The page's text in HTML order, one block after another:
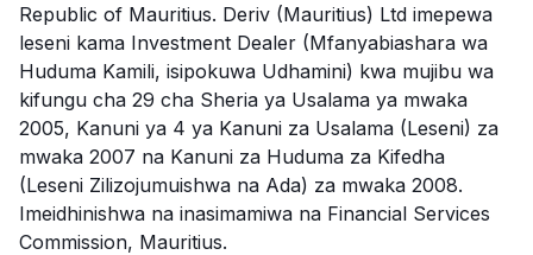
Republic of Mauritius. Deriv (Mauritius) Ltd imepewa
leseni kama Investment Dealer (Mfanyabiashara wa
Huduma Kamili, isipokuwa Udhamini) kwa mujibu wa
kifungu cha 29 cha Sheria ya Usalama ya mwaka
2005, Kanuni ya 4 ya Kanuni za Usalama (Leseni) za
mwaka 2007 na Kanuni za Huduma za Kifedha
(Leseni Zilizojumuishwa na Ada) za mwaka 2008.
Imeidhinishwa na inasimamiwa na Financial Services
Commission, Mauritius.